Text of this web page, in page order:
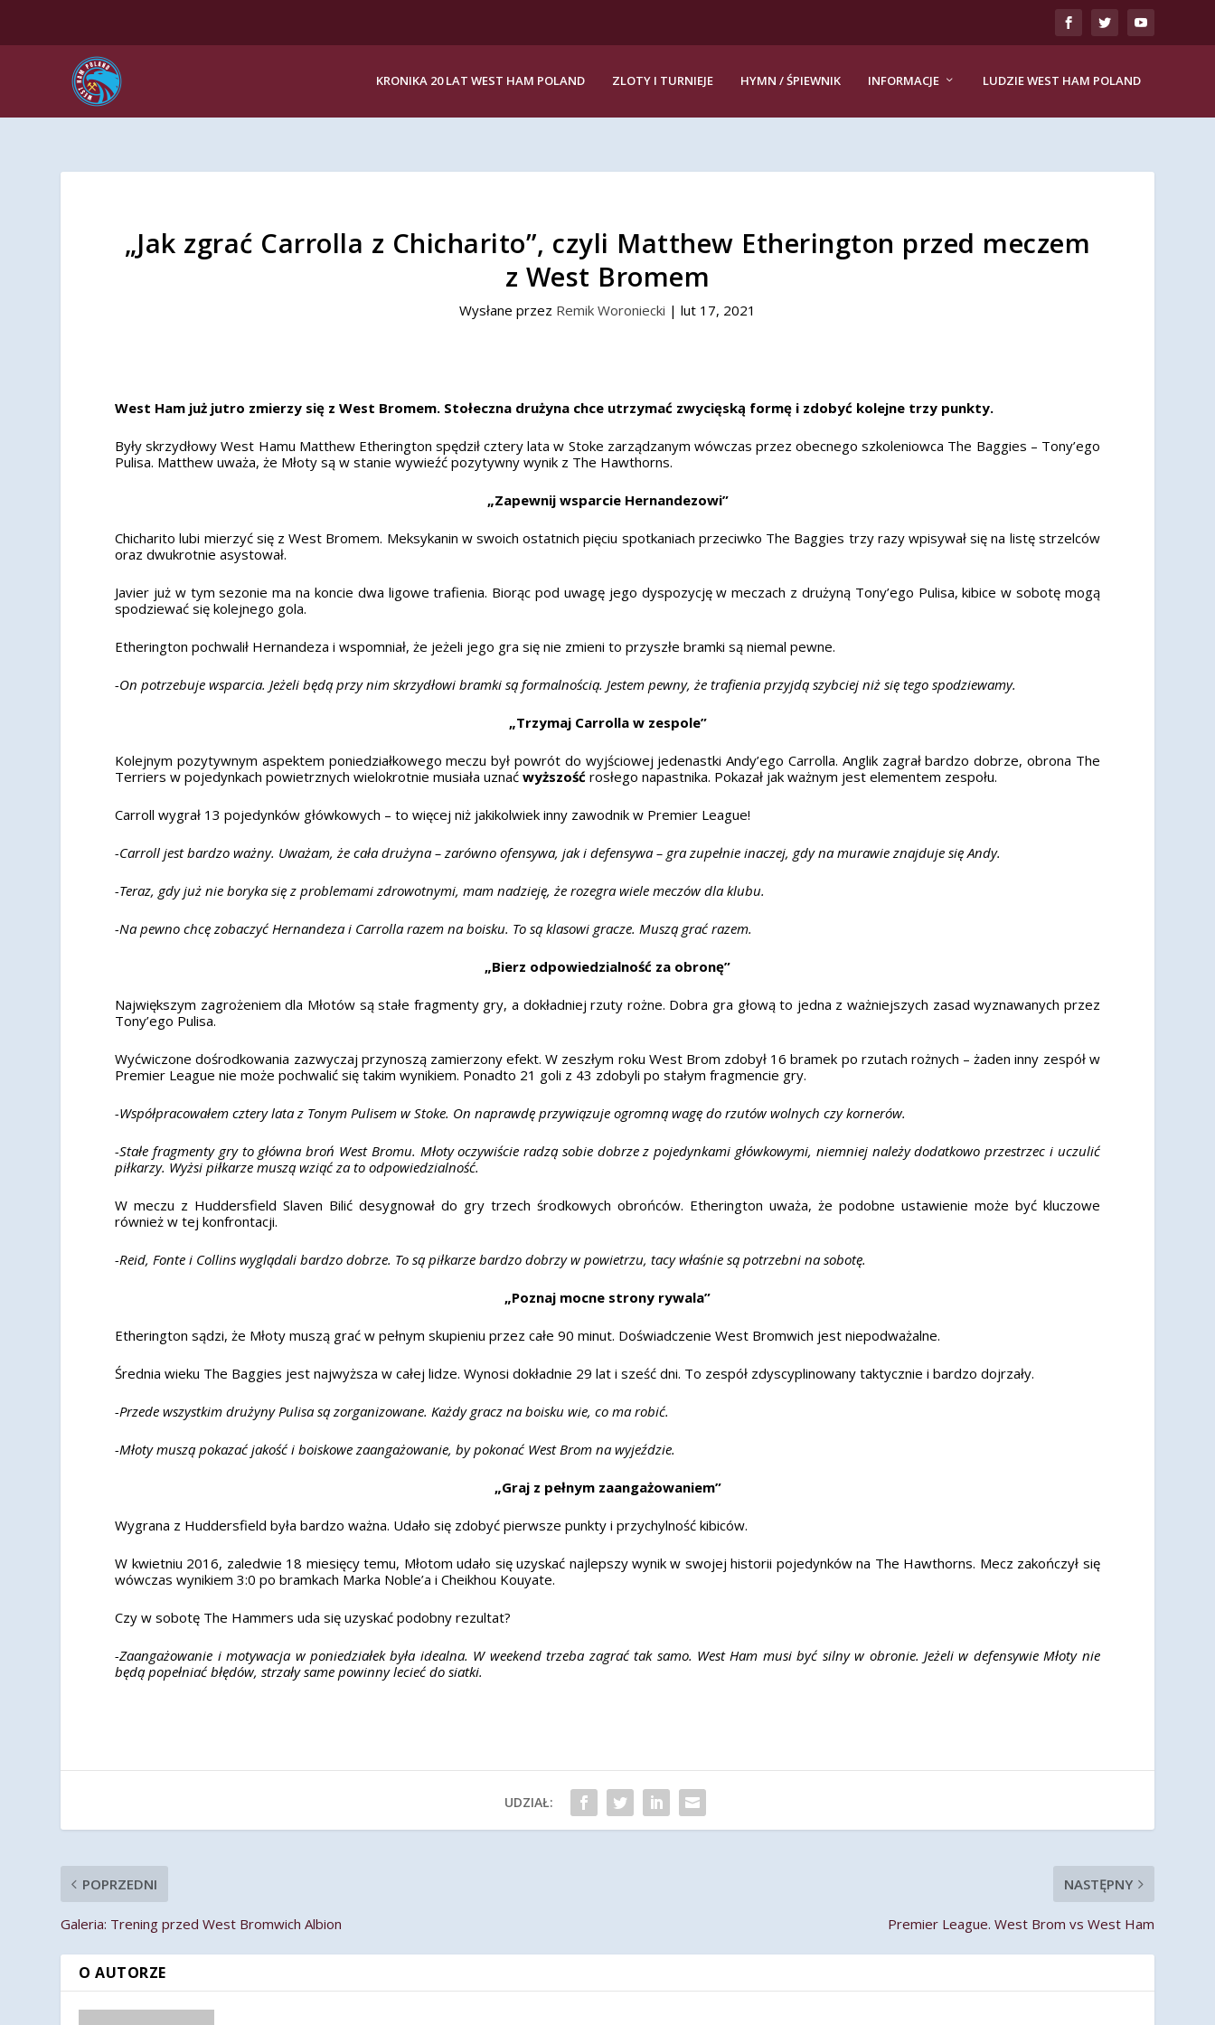
KRONIKA 20 LAT WEST HAM POLAND ZLOTY I TURNIEJE HYMN / ŚPIEWNIK INFORMACJE LUDZIE WEST HAM POLAND
„Jak zgrać Carrolla z Chicharito”, czyli Matthew Etherington przed meczem
z West Bromem
Wysłane przez Remik Woroniecki | lut 17, 2021
West Ham już jutro zmierzy się z West Bromem. Stołeczna drużyna chce utrzymać zwycięską formę i zdobyć kolejne trzy punkty.
Były skrzydłowy West Hamu Matthew Etherington spędził cztery lata w Stoke zarządzanym wówczas przez obecnego szkoleniowca The Baggies – Tony’ego
Pulisa. Matthew uważa, że Młoty są w stanie wywieźć pozytywny wynik z The Hawthorns.
„Zapewnij wsparcie Hernandezowi”
Chicharito lubi mierzyć się z West Bromem. Meksykanin w swoich ostatnich pięciu spotkaniach przeciwko The Baggies trzy razy wpisywał się na listę strzelców
oraz dwukrotnie asystował.
Javier już w tym sezonie ma na koncie dwa ligowe trafienia. Biorąc pod uwagę jego dyspozycję w meczach z drużyną Tony’ego Pulisa, kibice w sobotę mogą
spodziewać się kolejnego gola.
Etherington pochwalił Hernandeza i wspomniał, że jeżeli jego gra się nie zmieni to przyszłe bramki są niemal pewne.
-On potrzebuje wsparcia. Jeżeli będą przy nim skrzydłowi bramki są formalnością. Jestem pewny, że trafienia przyjdą szybciej niż się tego spodziewamy.
„Trzymaj Carrolla w zespole”
Kolejnym pozytywnym aspektem poniedziałkowego meczu był powrót do wyjściowej jedenastki Andy’ego Carrolla. Anglik zagrał bardzo dobrze, obrona The
Terriers w pojedynkach powietrznych wielokrotnie musiała uznaćwyższość rosłego napastnika. Pokazał jak ważnym jest elementem zespołu.
Carroll wygrał 13 pojedynków główkowych – to więcej niż jakikolwiek inny zawodnik w Premier League!
-Carroll jest bardzo ważny. Uważam, że cała drużyna – zarówno ofensywa, jak i defensywa – gra zupełnie inaczej, gdy na murawie znajduje się Andy.
-Teraz, gdy już nie boryka się z problemami zdrowotnymi, mam nadzieję, że rozegra wiele meczów dla klubu.
-Na pewno chcę zobaczyć Hernandeza i Carrolla razem na boisku. To są klasowi gracze. Muszą grać razem.
„Bierz odpowiedzialność za obronę”
Największym zagrożeniem dla Młotów są stałe fragmenty gry, a dokładniej rzuty rożne. Dobra gra głową to jedna z ważniejszych zasad wyznawanych przez
Tony’ego Pulisa.
Wyćwiczone dośrodkowania zazwyczaj przynoszą zamierzony efekt. W zeszłym roku West Brom zdobył 16 bramek po rzutach rożnych – żaden inny zespół w
Premier League nie może pochwalić się takim wynikiem. Ponadto 21 goli z 43 zdobyli po stałym fragmencie gry.
-Współpracowałem cztery lata z Tonym Pulisem w Stoke. On naprawdę przywiązuje ogromną wagę do rzutów wolnych czy kornerów.
-Stałe fragmenty gry to główna broń West Bromu. Młoty oczywiście radzą sobie dobrze z pojedynkami główkowymi, niemniej należy dodatkowo przestrzec i uczulić
piłkarzy. Wyżsi piłkarze muszą wziąć za to odpowiedzialność.
W meczu z Huddersfield Slaven Bilić desygnował do gry trzech środkowych obrońców. Etherington uważa, że podobne ustawienie może być kluczowe
również w tej konfrontacji.
-Reid, Fonte i Collins wyglądali bardzo dobrze. To są piłkarze bardzo dobrzy w powietrzu, tacy właśnie są potrzebni na sobotę.
„Poznaj mocne strony rywala”
Etherington sądzi, że Młoty muszą grać w pełnym skupieniu przez całe 90 minut. Doświadczenie West Bromwich jest niepodważalne.
Średnia wieku The Baggies jest najwyższa w całej lidze. Wynosi dokładnie 29 lat i sześć dni. To zespół zdyscyplinowany taktycznie i bardzo dojrzały.
-Przede wszystkim drużyny Pulisa są zorganizowane. Każdy gracz na boisku wie, co ma robić.
-Młoty muszą pokazać jakość i boiskowe zaangażowanie, by pokonać West Brom na wyjeździe.
„Graj z pełnym zaangażowaniem”
Wygrana z Huddersfield była bardzo ważna. Udało się zdobyć pierwsze punkty i przychylność kibiców.
W kwietniu 2016, zaledwie 18 miesięcy temu, Młotom udało się uzyskać najlepszy wynik w swojej historii pojedynków na The Hawthorns. Mecz zakończył się
wówczas wynikiem 3:0 po bramkach Marka Noble’a i Cheikhou Kouyate.
Czy w sobotę The Hammers uda się uzyskać podobny rezultat?
-Zaangażowanie i motywacja w poniedziałek była idealna. W weekend trzeba zagrać tak samo. West Ham musi być silny w obronie. Jeżeli w defensywie Młoty nie
będą popełniać błędów, strzały same powinny lecieć do siatki.
UDZIAŁ:
POPRZEDNI
Galeria: Trening przed West Bromwich Albion
NASTĘPNY
Premier League. West Brom vs West Ham
O AUTORZE